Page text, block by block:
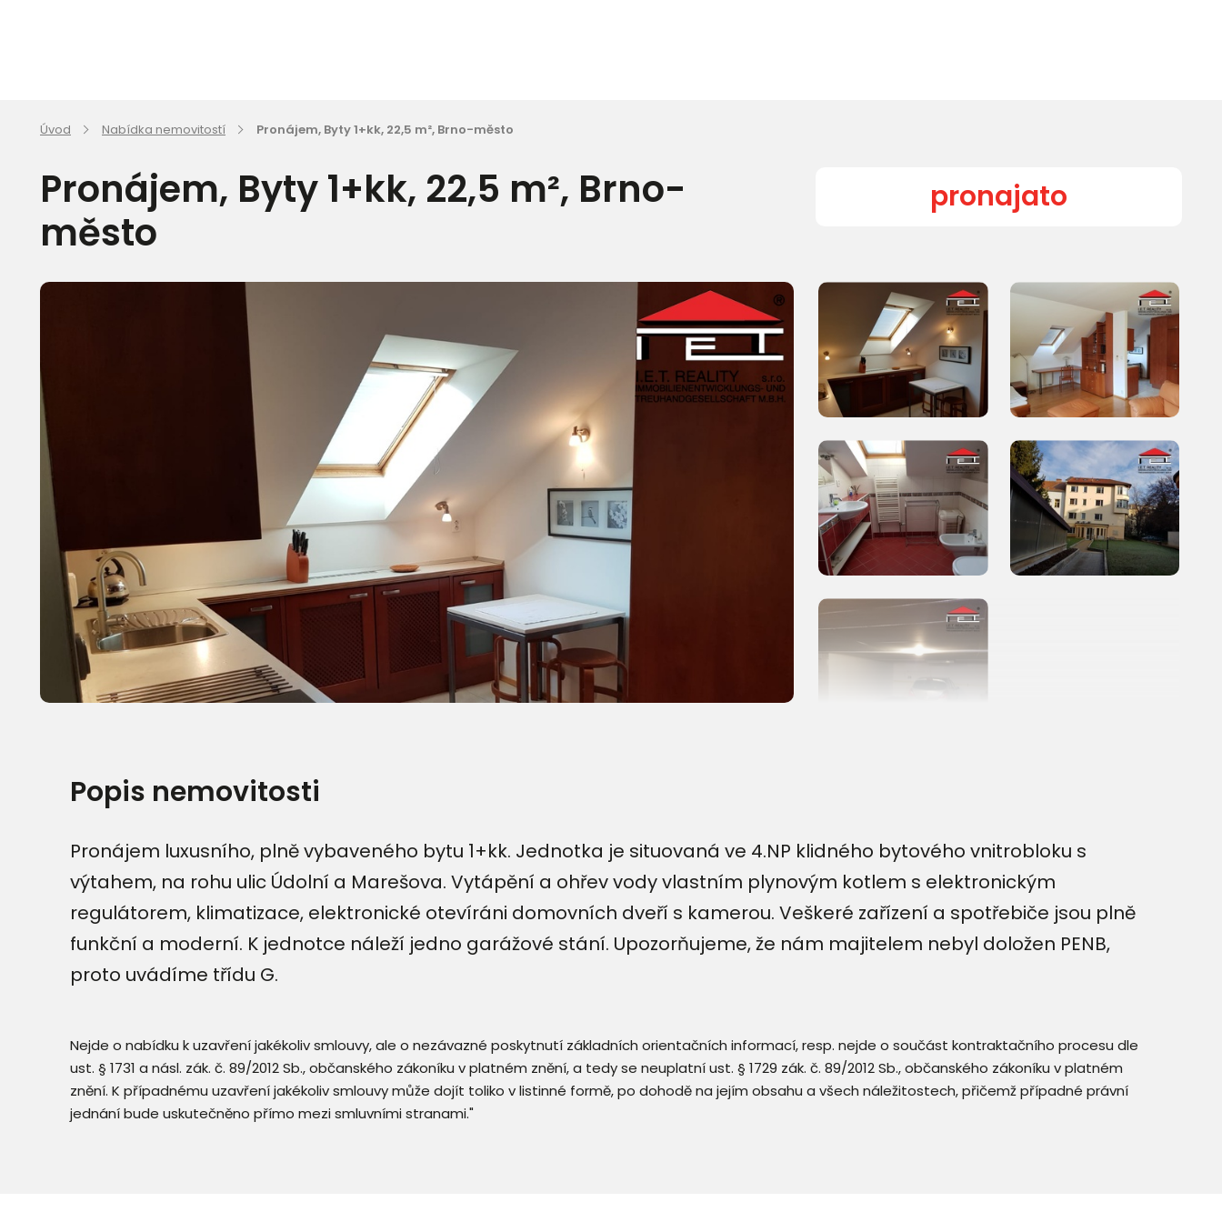
Úvod Nabídka nemovitostí Pronájem, Byty 1+kk, 22,5 m², Brno-město
Pronájem, Byty 1+kk, 22,5 m², Brno-
město
pronajato
Popis nemovitosti
Pronájem luxusního, plně vybaveného bytu 1+kk. Jednotka je situovaná ve 4.NP klidného bytového vnitrobloku s
výtahem, na rohu ulic Údolní a Marešova. Vytápění a ohřev vody vlastním plynovým kotlem s elektronickým
regulátorem, klimatizace, elektronické otevíráni domovních dveří s kamerou. Veškeré zařízení a spotřebiče jsou plně
funkční a moderní. K jednotce náleží jedno garážové stání. Upozorňujeme, že nám majitelem nebyl doložen PENB,
proto uvádíme třídu G.
Nejde o nabídku k uzavření jakékoliv smlouvy, ale o nezávazné poskytnutí základních orientačních informací, resp. nejde o součást kontraktačního procesu dle
ust. § 1731 a násl. zák. č. 89/2012 Sb., občanského zákoníku v platném znění, a tedy se neuplatní ust. § 1729 zák. č. 89/2012 Sb., občanského zákoníku v platném
znění. K případnému uzavření jakékoliv smlouvy může dojít toliko v listinné formě, po dohodě na jejím obsahu a všech náležitostech, přičemž případné právní
jednání bude uskutečněno přímo mezi smluvními stranami."